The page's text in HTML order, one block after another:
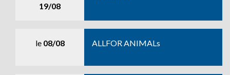
19/08
le 08/08 ALLFOR ANIMALs